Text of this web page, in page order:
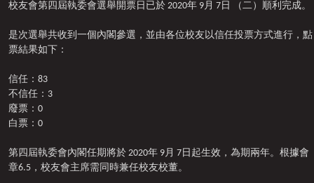
校友會第四屆執委會選舉開票日已於 2020年 9月 7日 （二）順利完成。
是次選舉共收到一個內閣參選，並由各位校友以信任投票方式進行，點
票結果如下：
信任：83
不信任：3
廢票：0
白票：0
第四屆執委會內閣任期將於 2020年 9月 7日起生效，為期兩年。根據會
章6.5，校友會主席需同時兼任校友校董。